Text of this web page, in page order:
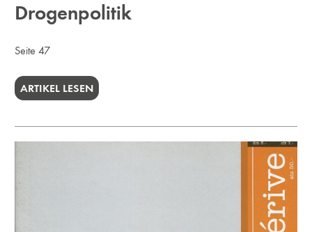
Drogenpolitik
Seite 47
ARTIKEL LESEN